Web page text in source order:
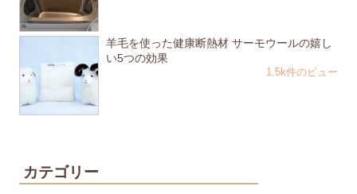
羊毛を使った健康断熱材 サーモウールの嬉し
い5つの効果
1.5k件のビュー
カテゴリー